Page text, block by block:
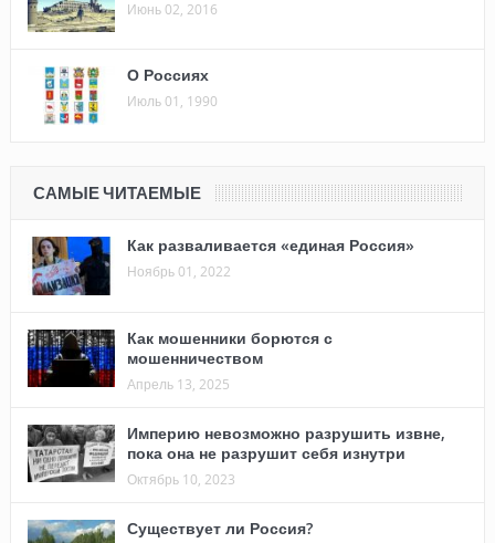
Июнь 02, 2016
О Россиях
Июль 01, 1990
САМЫЕ ЧИТАЕМЫЕ
Как разваливается «единая Россия»
Ноябрь 01, 2022
Как мошенники борются с
мошенничеством
Апрель 13, 2025
Империю невозможно разрушить извне,
пока она не разрушит себя изнутри
Октябрь 10, 2023
Существует ли Россия?